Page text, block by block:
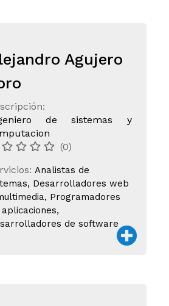
Agujero
de sistemas y
(0)
Analistas de
Desarrolladores web
Programadores
de software